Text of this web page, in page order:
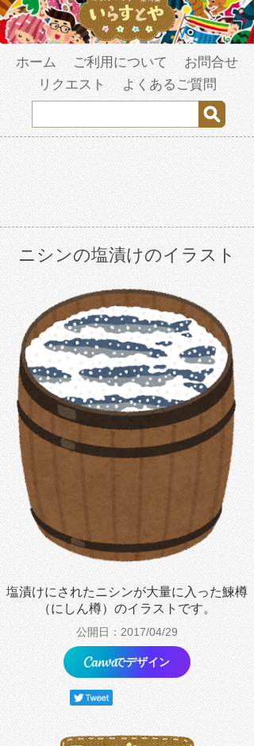
ホーム ご利用について
お問合せ
リクエスト
よくあるご質問
ニシンの塩漬けのイラスト
塩漬けにされたニシンが大量に入った鰊樽
（にしん樽）のイラストです。
公開日：2017/04/29
でデザイン